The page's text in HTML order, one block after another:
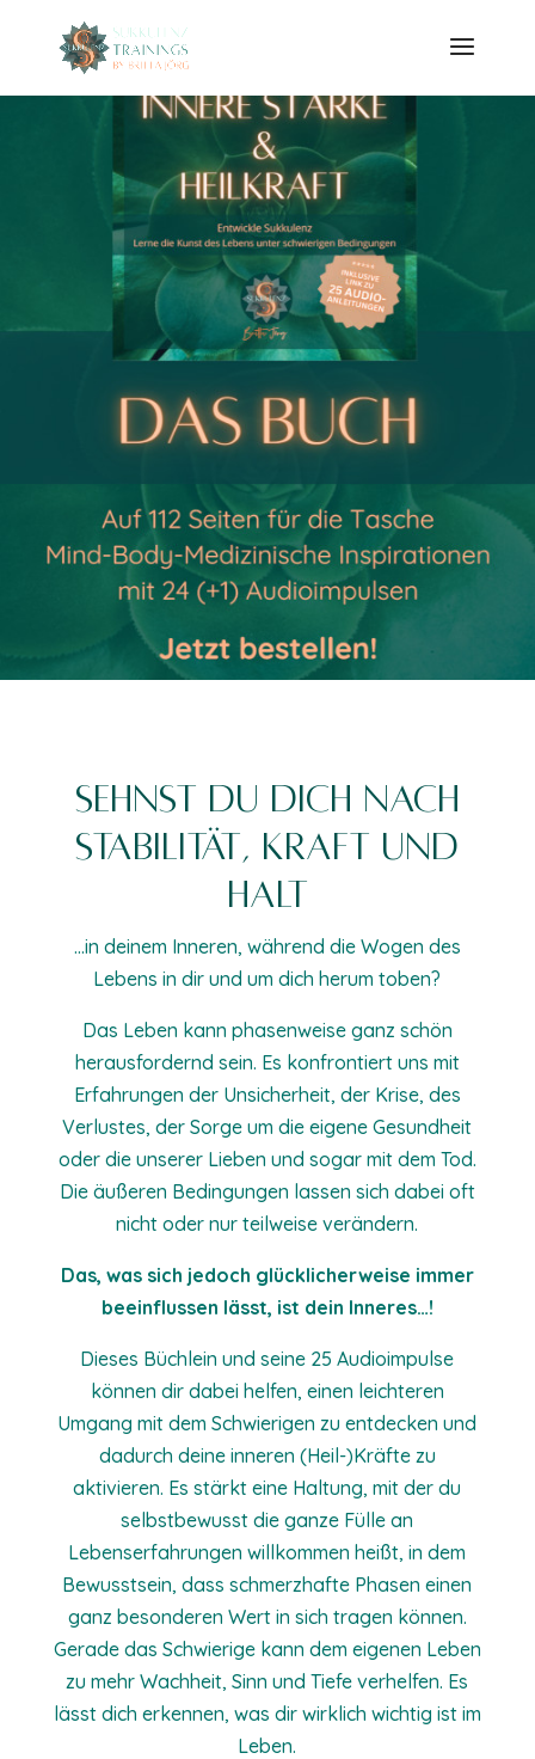
Sehnst du dich nach
Stabilität, Kraft und
Halt
…in deinem Inneren, während die Wogen des
Lebens in dir und um dich herum toben?
Das Leben kann phasenweise ganz schön
herausfordernd sein. Es konfrontiert uns mit
Erfahrungen der Unsicherheit, der Krise, des
Verlustes, der Sorge um dieeigene Gesundheit
oder die unserer Lieben und sogar mit dem Tod.
Die äußeren Bedingungen lassen sich dabei oft
nicht oder nur teilweise verändern.
Das, was sich jedoch glücklicherweise immer
beeinflussen lässt, ist dein Inneres…!
Dieses Büchlein und seine 25 Audioimpulse
können dir dabei helfen, einen leichteren
Umgang mit dem Schwierigen zu entdecken und
dadurch deine inneren (Heil-)Kräfte zu
aktivieren. Es stärkt eine Haltung, mit der du
selbstbewusst die ganze Fülle an
Lebenserfahrungen willkommen heißt, in dem
Bewusstsein, dass schmerzhafte Phasen einen
ganz besonderen Wert in sich tragen können.
Gerade das Schwierige kann dem eigenen Leben
zu mehr Wachheit, Sinn und Tiefe verhelfen. Es
lässt dich erkennen, was dir wirklich wichtig ist im
Leben.